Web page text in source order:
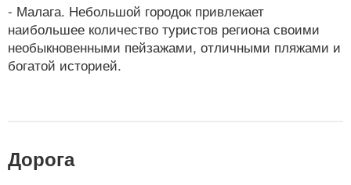
- Малага. Небольшой городок привлекает
наибольшее количество туристов региона своими
необыкновенными пейзажами, отличными пляжами и
богатой историей.
Дорога